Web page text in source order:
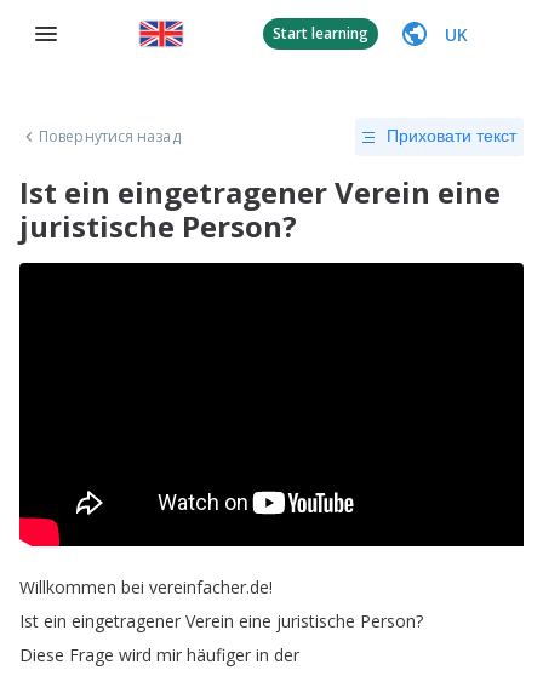
Start learning UK
Повернутися назад Приховати текст
Ist ein eingetragener Verein eine
juristische Person?
Willkommen bei vereinfacher.de!
Ist ein eingetragener Verein eine juristische Person?
Diese Frage wird mir häufiger in der